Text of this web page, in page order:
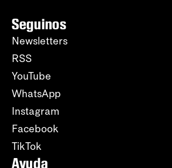
Seguinos
Newsletters
RSS
YouTube
WhatsApp
Instagram
Facebook
TikTok
Ayuda